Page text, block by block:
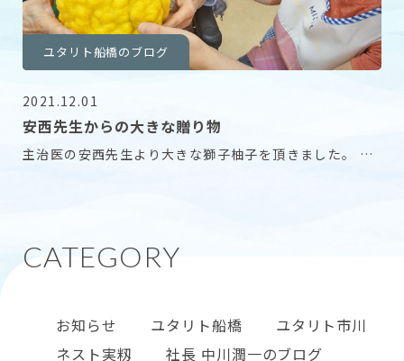
ユタリト船橋のブログ
2021.12.01
安西先生からの大きな贈り物
主治医の安西先生より大きな獅子柚子を頂きました。 名
お知らせ ユタリト船橋
ユタリト市川
ネスト実籾
社長 中川潤一のブログ